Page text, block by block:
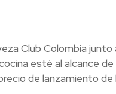
Club Colombia
esté al alcance
de lanzamiento de